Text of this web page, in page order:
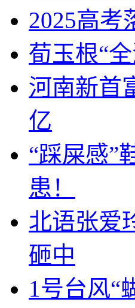
2025高考
荀玉根“
河南新首
亿
“踩屎感”
患！
北语张爱
砸中
1号台风“